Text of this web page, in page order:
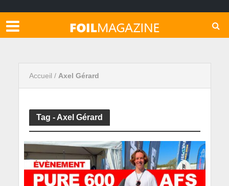
Accueil / Axel Gérard
Tag - Axel Gérard